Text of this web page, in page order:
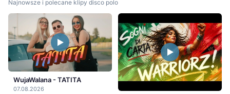
Najnowsze i polecane klipy disco polo
WujaWalana - TATITA
07.08.2026